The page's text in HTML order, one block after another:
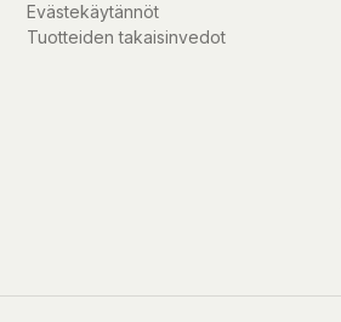
Evästekäytännöt
Tuotteiden takaisinvedot